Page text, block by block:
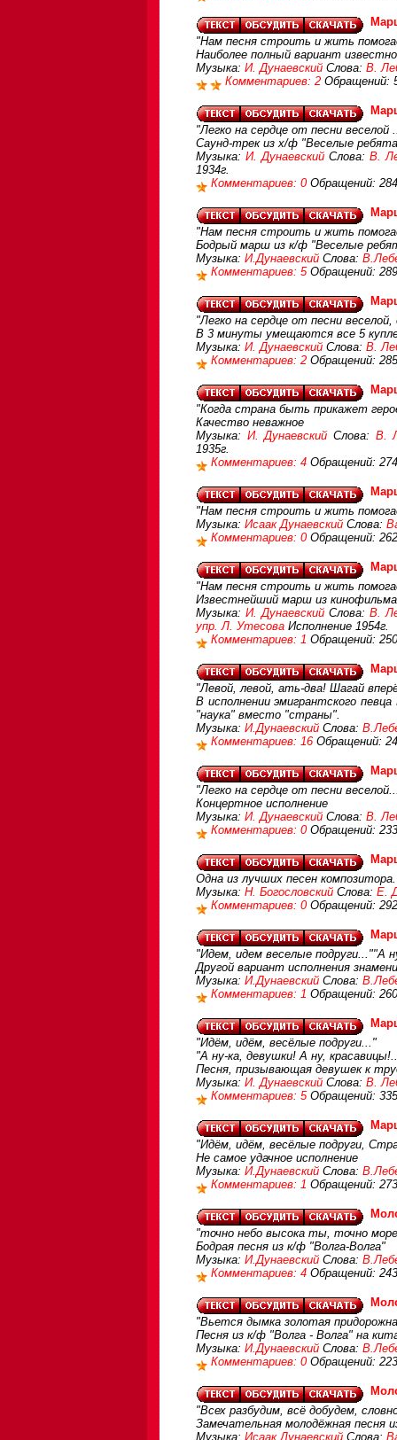
"Нам песня строить и жить
Наиболее полный вариант
Музыка: И. Дунаевский Слова: В.
Комментариев: 2 Обращений:
"Легко на сердце от песни веселой
Саунд-трек из х/ф "Веселые
Музыка: И. ДунаевскийСлова: В.
1934г.
Комментариев: 0 Обращений:
"Нам песня строить и жить
Бодрый марш из к/ф "Веселые
Музыка: И.Дунаевский Слова:
Комментариев: 5 Обращений:
"Легко на сердце от песни
В 3 минуты умещаются все 5
Музыка: И. Дунаевский Слова: В.
Комментариев: 2 Обращений:
"Когда страна быть прикажет
Качество неважное
Музыка: И. Дунаевский Слова: В.
1935г.
Комментариев: 4 Обращений:
"Нам песня строить и жить
Музыка: Исаак Дунаевский Слова:
Комментариев: 0 Обращений:
"Нам песня строить и жить
Известнейший марш из
Музыка:И. Дунаевский Слова:В.
упр. Л. Утесова Исполнение 1954г.
Комментариев: 1 Обращений:
"Левой, левой, ать-два! Шагай
В исполнении эмигрантского
"наука" вместо "страны".
Музыка: И.Дунаевский Слова:
Комментариев: 16 Обращений:
"Легко на сердце от песни
Концертное исполнение
Музыка: И. Дунаевский Слова: В.
Комментариев: 0 Обращений:
Одна из лучших песен
Музыка: Н. Богословский Слова: Е.
Комментариев: 0 Обращений:
"Идем, идем веселые подруги...""А
Другой вариант исполнения
Музыка: И.Дунаевский Слова:
Комментариев: 1 Обращений:
"Идём, идём, весёлые подруги..."
"А ну-ка, девушки! А ну,
Песня, призывающая девушек к
Музыка: И. Дунаевский Слова: В.
Комментариев: 5 Обращений:
"Идём, идём, весёлые подруги,
Не самое удачное исполнение
Музыка: И.Дунаевский Слова:
Комментариев: 1 Обращений:
"точно небо высока ты, точно
Бодрая песня из к/ф "Волга-Волга"
Музыка: И.Дунаевский Слова:
Комментариев: 4 Обращений:
"Вьется дымка золотая
Песня из к/ф "Волга - Волга" на
Музыка: И.Дунаевский Слова:
Комментариев: 0 Обращений:
"Всех разбудим, всё добудем,
Замечательная молодёжная песня
Музыка: Исаак Дунаевский Слова: